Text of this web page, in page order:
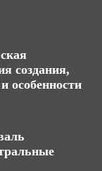
создания,
особенности